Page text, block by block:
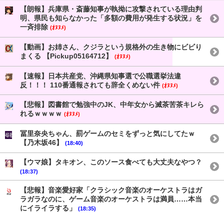
【朗報】兵庫県・斎藤知事が執拗に攻撃されている理由判
明、県民も知らなかった「多額の費用が発生する状況」を
一斉排除 (ｵﾇﾇﾒ)
【動画】お姉さん、クジラという規格外の生き物にビビり
まくる 【Pickup05164712】
(ｵﾇﾇﾒ)
【速報】日本共産党、沖縄県知事選で公職選挙法違
反！！！ 110番通報されても辞全くめない件 (ｵﾇﾇﾒ)
【悲報】図書館で勉強中のJK、中年女から滅茶苦茶キレら
れるｗｗｗｗ (ｵﾇﾇﾒ)
冨里奈央ちゃん、罰ゲームのセミをずっと気にしてたｗ
【乃木坂46】
(18:40)
【ウマ娘】タキオン、このソース食べても大丈夫なやつ？
(18:37)
【悲報】音楽愛好家「クラシック音楽のオーケストラはガ
ラガラなのに、ゲーム音楽のオーケストラは満員……本当
にイライラする」
(18:35)